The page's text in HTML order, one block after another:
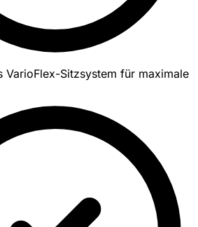
VarioFlex-Sitzsystem für maximale